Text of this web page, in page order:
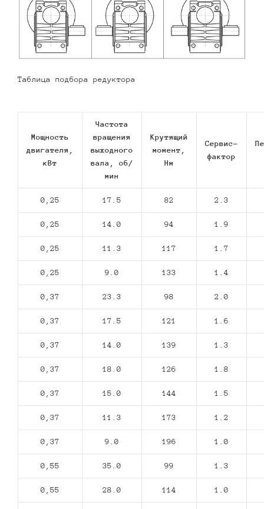
Таблица подбора редуктора
Мощность
двигателя,
кВт
Частота
вращения
выходного
вала, об/
мин
Крутящий
момент,
Нм
Сервис-
фактор
0,25 17.5 82 2.3
0,25 14.0 94 1.9
0,25 11.3 117 1.7
0,25 9.0 133 1.4
0,37 23.3 98 2.0
0,37 17.5 121 1.6
0,37 14.0 139 1.3
0,37 18.0 126 1.8
0,37 15.0 144 1.5
0,37 11.3 173 1.2
0,37 9.0 196 1.0
0,55 35.0 99 1.3
0,55 28.0 114 1.0